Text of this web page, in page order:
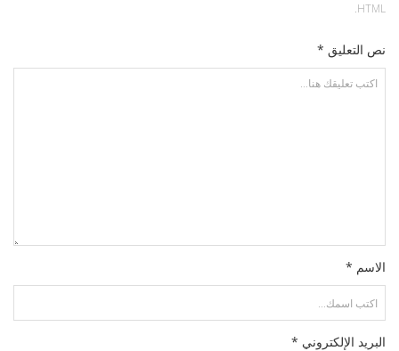
HTML.
نص التعليق *
الاسم *
البريد الإلكتروني *